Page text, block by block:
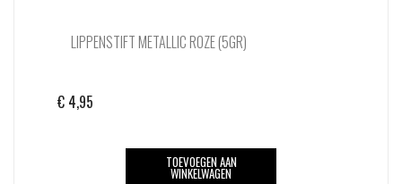
LIPPENSTIFT METALLIC ROZE (5GR)
€ 4,95
TOEVOEGEN AAN
WINKELWAGEN